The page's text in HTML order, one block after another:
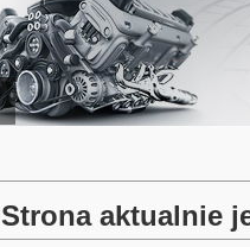
Strona aktualnie